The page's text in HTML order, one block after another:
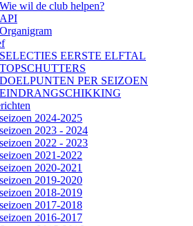
Wie wil de club helpen?
API
Organigram
SELECTIES EERSTE ELFTAL
TOPSCHUTTERS
DOELPUNTEN PER SEIZOEN
EINDRANGSCHIKKING
seizoen 2024-2025
seizoen 2023 - 2024
seizoen 2022 - 2023
seizoen 2021-2022
seizoen 2020-2021
seizoen 2019-2020
seizoen 2018-2019
seizoen 2017-2018
seizoen 2016-2017